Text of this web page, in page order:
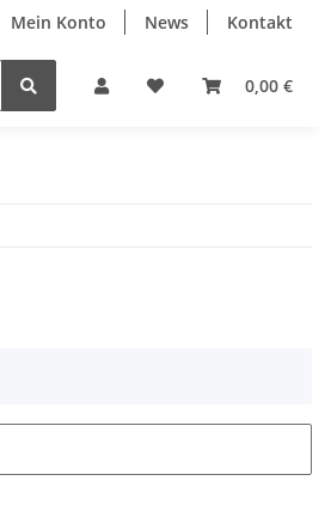
Mein Konto News Kontakt
0,00 €